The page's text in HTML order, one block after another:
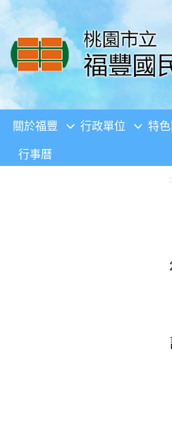
移至網頁之主要內容區位置
關於福豐 行政單位 特
行事曆